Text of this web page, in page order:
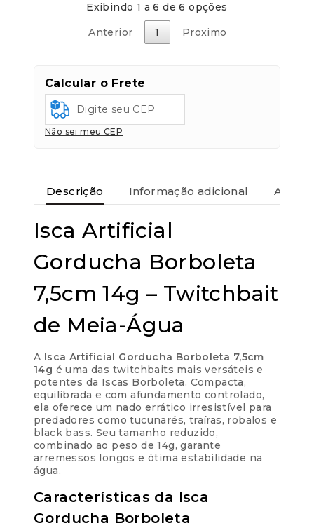
Meia-
(Twitchbait)
Exibindo 1 a 6 de 6 opções
Anterior 1 Proximo
Calcular o Frete
Não sei meu CEP
Descrição Informação adicional
Isca Artificial
Gorducha Borboleta
7,5cm 14g – Twitchbait
de Meia-Água
A Isca Artificial Gorducha Borboleta 7,5cm
14g é uma das twitchbaits mais versáteis e
potentes da Iscas Borboleta. Compacta,
equilibrada e com afundamento controlado,
ela oferece um nado errático irresistível para
predadores como tucunarés, traíras, robalos e
black bass. Seu tamanho reduzido,
combinado ao peso de 14g, garante
arremessos longos e ótima estabilidade na
água.
Características da Isca
Gorducha Borboleta